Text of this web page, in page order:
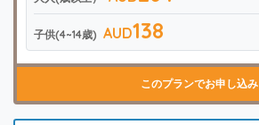
子供(4~14歳) AUD138
このプランでお申し込み